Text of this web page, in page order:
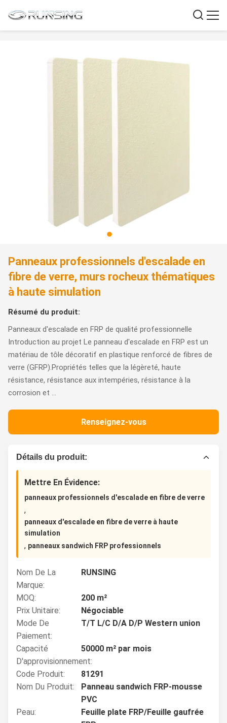
Panneaux professionnels d'escalade en
fibre de verre, murs rocheux thématiques
à haute simulation
Résumé du produit:
Panneaux d'escalade en FRP de qualité professionnelle
Introduction au projet Le panneau d'escalade en FRP est un
matériau de tôle décoratif en plastique renforcé de fibres de
verre (GFRP).Propriétés telles que la légèreté, haute
résistance, résistance aux intempéries, résistance à la
corrosion et ...
Renseignez-vous
Détails du produit:
Mettre En Évidence:
panneaux professionnels d'escalade en fibre de verre
,
panneaux d'escalade en fibre de verre à haute
simulation
, panneaux sandwich FRP professionnels
Nom De La
Marque:
RUNSING
MOQ:
200 m²
Prix Unitaire:
Négociable
Mode De
Paiement:
T/T L/C D/A D/P Western union
Capacité
D'approvisionnement:
50000 m² par mois
Code Produit:
81291
Nom Du Produit:
Panneau sandwich FRP-mousse
PVC
Peau:
Feuille plate FRP/Feuille gaufrée